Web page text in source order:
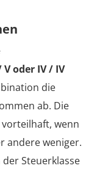
oder IV / IV
die
ab. Die
wenn
andere weniger.
Steuerklasse